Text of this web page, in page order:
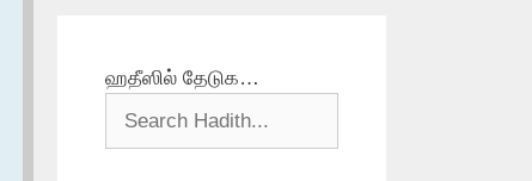
ஹதீஸில் தேடுக…